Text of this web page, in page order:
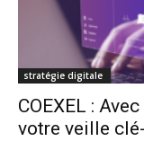
stratégie digitale
COEXEL :
votre veille